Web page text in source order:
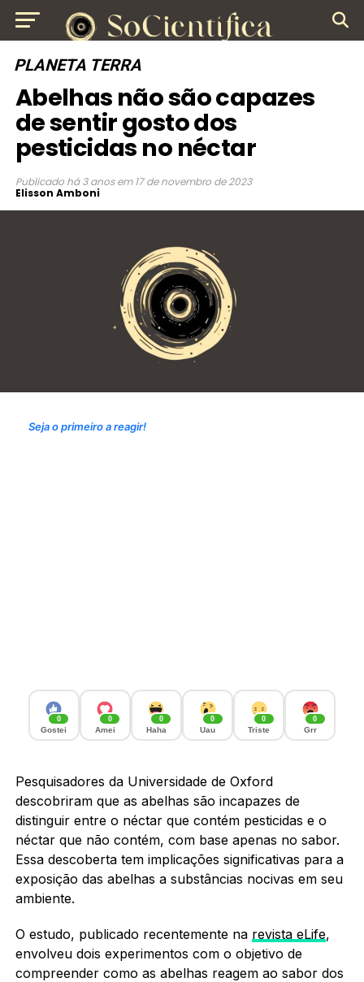
PLANETA TERRA
Abelhas não são capazes
de sentir gosto dos
pesticidas no néctar
Publicado há 3 anos em 17 de novembro de 2023
Elisson Amboni
Seja o primeiro a reagir!
0
Gostei
0
Amei
0
Haha
0
Uau
0
Triste
0
Grr
Pesquisadores da Universidade de Oxford
descobriram que as abelhas são incapazes de
distinguir entre o néctar que contém pesticidas e o
néctar que não contém, com base apenas no sabor.
Essa descoberta tem implicações significativas para a
exposição das abelhas a substâncias nocivas em seu
ambiente.
O estudo, publicado recentemente na revista eLife,
envolveu dois experimentos com o objetivo de
compreender como as abelhas reagem ao sabor dos